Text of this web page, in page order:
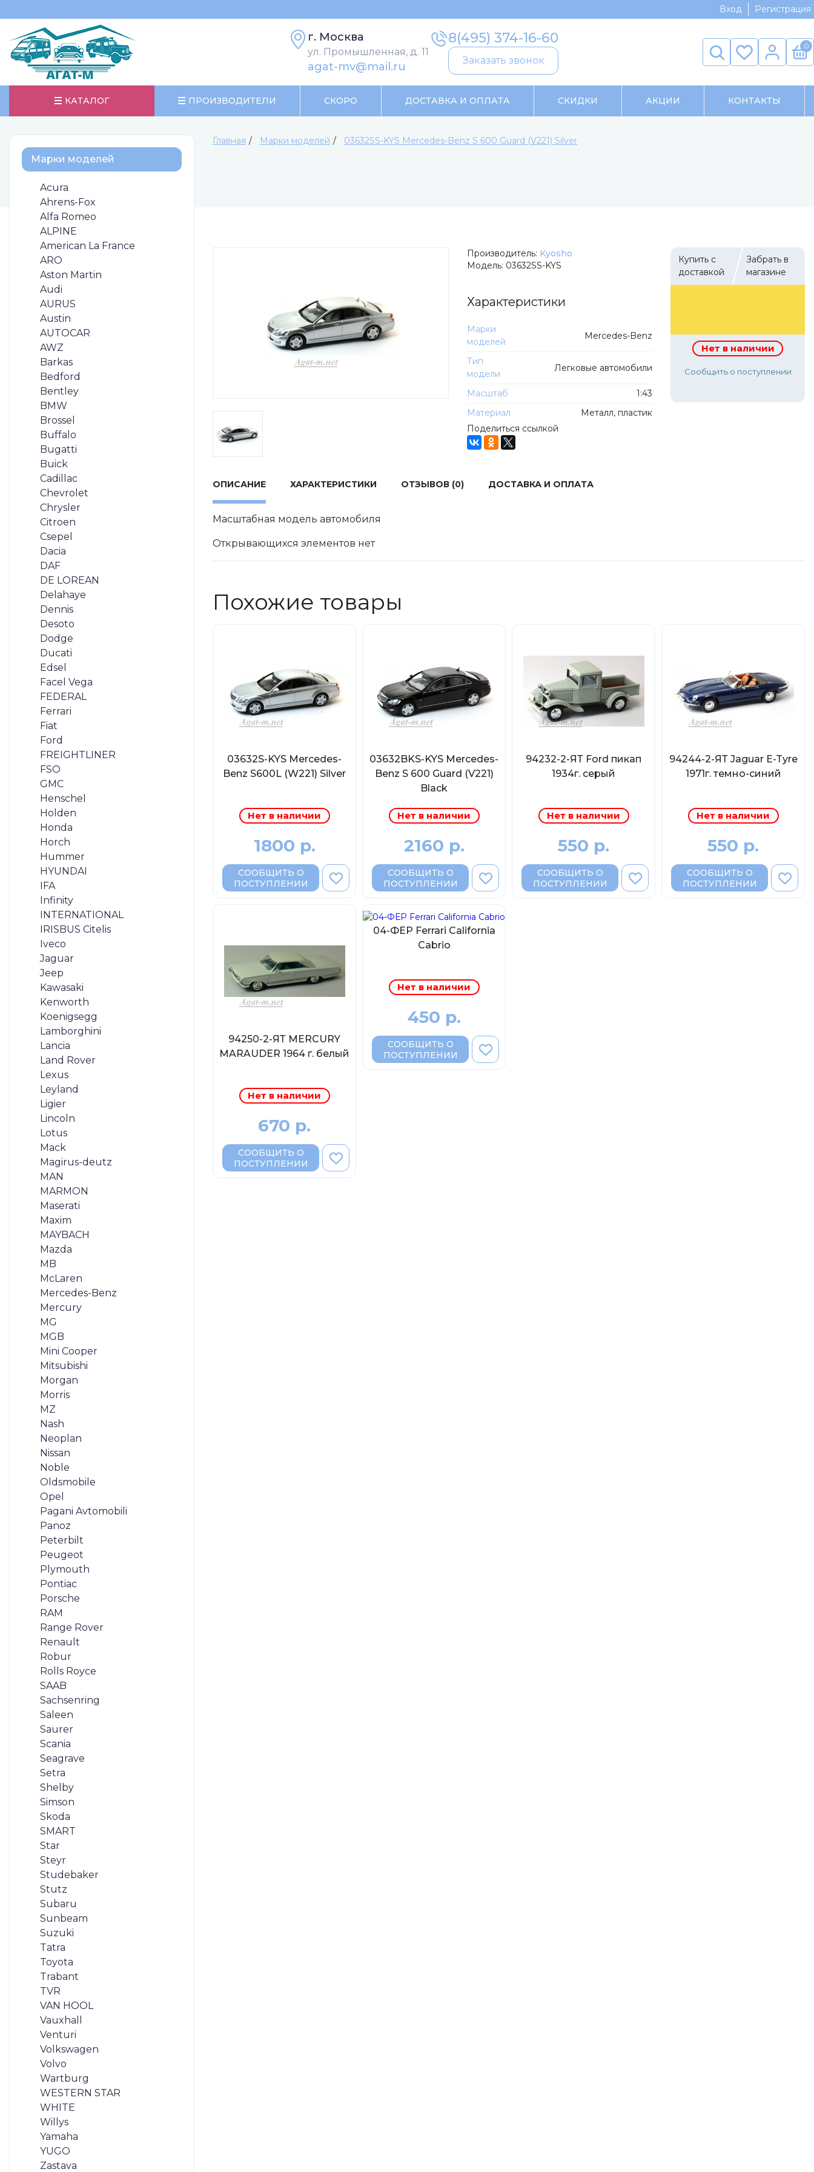
Вход Регистрация
г. Москва
ул. Промышленная, д. 11
agat-mv@mail.ru
8(495) 374-16-60
Заказать звонок
0
КАТАЛОГ ПРОИЗВОДИТЕЛИ СКОРО ДОСТАВКА И ОПЛАТА СКИДКИ АКЦИИ КОНТАКТЫ
Марки моделей
Acura
Ahrens-Fox
Alfa Romeo
ALPINE
American La France
ARO
Aston Martin
Audi
AURUS
Austin
AUTOCAR
AWZ
Barkas
Bedford
Bentley
BMW
Brossel
Buffalo
Bugatti
Buick
Cadillac
Chevrolet
Chrysler
Citroen
Csepel
Dacia
DAF
DE LOREAN
Delahaye
Dennis
Desoto
Dodge
Ducati
Edsel
Facel Vega
FEDERAL
Ferrari
Fiat
Ford
FREIGHTLINER
FSO
GMC
Henschel
Holden
Honda
Horch
Hummer
HYUNDAI
IFA
Infinity
INTERNATIONAL
IRISBUS Citelis
Iveco
Jaguar
Jeep
Kawasaki
Kenworth
Koenigsegg
Lamborghini
Lancia
Land Rover
Lexus
Leyland
Ligier
Lincoln
Lotus
Mack
Magirus-deutz
MAN
MARMON
Maserati
Maxim
MAYBACH
Mazda
MB
McLaren
Mercedes-Benz
Mercury
MG
MGB
Mini Cooper
Mitsubishi
Morgan
Morris
MZ
Nash
Neoplan
Nissan
Noble
Oldsmobile
Opel
Pagani Avtomobili
Panoz
Peterbilt
Peugeot
Plymouth
Pontiac
Porsche
RAM
Range Rover
Renault
Robur
Rolls Royce
SAAB
Sachsenring
Saleen
Saurer
Scania
Seagrave
Setra
Shelby
Simson
Skoda
SMART
Star
Steyr
Studebaker
Stutz
Subaru
Sunbeam
Suzuki
Tatra
Toyota
Trabant
TVR
VAN HOOL
Vauxhall
Venturi
Volkswagen
Volvo
Wartburg
WESTERN STAR
WHITE
Willys
Yamaha
YUGO
Zastava
Главная Марки моделей 03632SS-KYS Mercedes-Benz S 600 Guard (V221) Silver
Производитель: Kyosho
Модель: 03632SS-KYS
Характеристики
Марки
моделей
Mercedes-Benz
Тип
модели
Легковые автомобили
Масштаб
1:43
Материал
Металл, пластик
Поделиться ссылкой
Купить с
доставкой
Забрать в
магазине
Нет в наличии
Сообщить о поступлении
ОПИСАНИЕ ХАРАКТЕРИСТИКИ ОТЗЫВОВ (0) ДОСТАВКА И ОПЛАТА
Масштабная модель автомобиля
Открывающихся элементов нет
Похожие товары
03632S-KYS Mercedes-
Benz S600L (W221) Silver
Нет в наличии
1800 р.
СООБЩИТЬ О
ПОСТУПЛЕНИИ
03632BKS-KYS Mercedes-
Benz S 600 Guard (V221)
Black
Нет в наличии
2160 р.
СООБЩИТЬ О
ПОСТУПЛЕНИИ
94232-2-ЯТ Ford пикап
1934г. серый
Нет в наличии
550 р.
СООБЩИТЬ О
ПОСТУПЛЕНИИ
94244-2-ЯТ Jaguar E-Tyre
1971г. темно-синий
Нет в наличии
550 р.
СООБЩИТЬ О
ПОСТУПЛЕНИИ
94250-2-ЯТ MERCURY
MARAUDER 1964 г. белый
Нет в наличии
670 р.
СООБЩИТЬ О
ПОСТУПЛЕНИИ
04-ФЕР Ferrari California
Cabrio
Нет в наличии
450 р.
СООБЩИТЬ О
ПОСТУПЛЕНИИ